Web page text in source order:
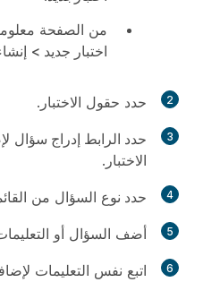
من الصفحة
اختبار جديد >
2 حدد حقول الاختبار.
3 حدد الرابط إدراج سؤال
الاختبار.
4 حدد نوع السؤال من
5 أضف السؤال أو
6
اتبع نفس التعليمات